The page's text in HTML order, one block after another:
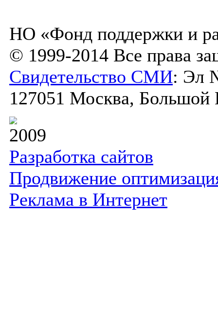
НО «Фонд поддержки и
© 1999-2014 Все права
Свидетельство СМИ: Эл
127051 Москва, Большой
2009
Разработка сайтов
Продвижение
Реклама в Интернет